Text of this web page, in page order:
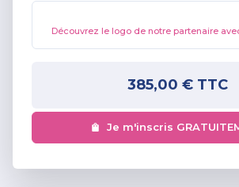
Découvrez le logo de notre partenaire
385,00 €TTC
Je m'inscris